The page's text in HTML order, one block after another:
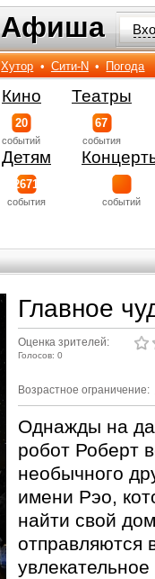
Афиша
Афиша
Хутор • Сити-N • Погода
Кино
20
событий
Театры
67
события
Детям
2671
события событий
Главное
Оценка зрителей:
Голосов: 0
Возрастное ограничение:
Однажды на
робот Роберт
необычного
имени Рэо,
найти свой
отправляются